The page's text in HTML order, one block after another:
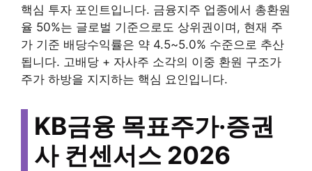
핵심 투자 포인트입니다. 금융지주 업종에서 총환원
율 50%는 글로벌 기준으로도 상위권이며, 현재 주
가 기준 배당수익률은 약 4.5~5.0% 수준으로 추산
됩니다. 고배당 + 자사주 소각의 이중 환원 구조가
주가 하방을 지지하는 핵심 요인입니다.
KB금융 목표주가·증권
사 컨센서스 2026